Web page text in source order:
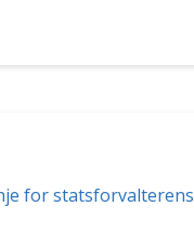
for statsforvalterens